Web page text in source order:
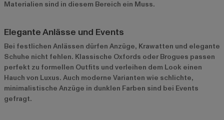
Materialien sind in diesem Bereich ein Muss.
Elegante Anlässe und Events
Bei festlichen Anlässen dürfen Anzüge, Krawatten und elegante
Schuhe nicht fehlen. Klassische Oxfords oder Brogues passen
perfekt zu formellen Outfits und verleihen dem Look einen
Hauch von Luxus. Auch moderne Varianten wie schlichte,
minimalistische Anzüge in dunklen Farben sind bei Events
gefragt.